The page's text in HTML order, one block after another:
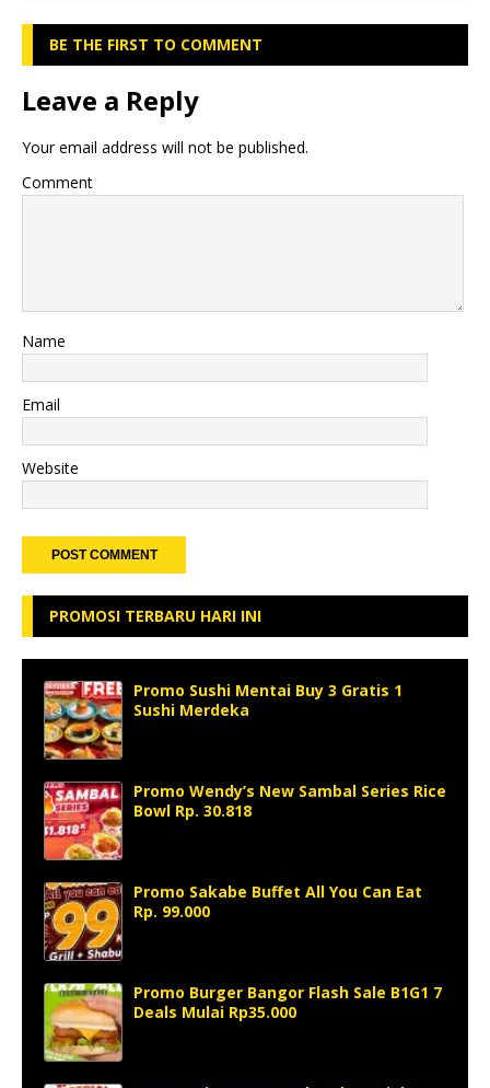
BE THE FIRST TO COMMENT
Leave a Reply
Your email address will not be published.
Comment
Name
Email
Website
PROMOSI TERBARU HARI INI
Promo Sushi Mentai Buy 3 Gratis 1
Sushi Merdeka
Promo Wendy’s New Sambal Series Rice
Bowl Rp. 30.818
Promo Sakabe Buffet All You Can Eat
Rp. 99.000
Promo Burger Bangor Flash Sale B1G1 7
Deals Mulai Rp35.000